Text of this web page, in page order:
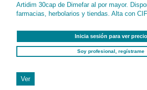
Artidim 30cap de Dimefar al por mayor.
farmacias, herbolarios y tiendas. Alta con CIF.
Inicia sesión para ver precio
Soy profesional, regístrame
Ver